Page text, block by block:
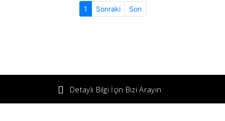
1 (current)
Sonraki Son
Detaylı Bilgi İçin Bizi Arayın